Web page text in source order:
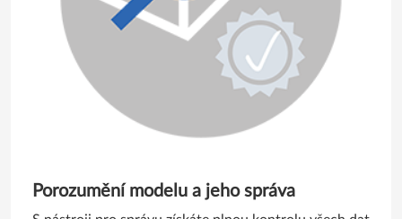
Porozumění modelu a jeho správa